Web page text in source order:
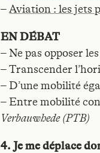
–Aviation : les jets
EN DÉBAT
– Ne pas opposer
– Transcender
– D’une mobilité
– Entre mobilité
Verbauwhede (PTB)
4. Je me déplace